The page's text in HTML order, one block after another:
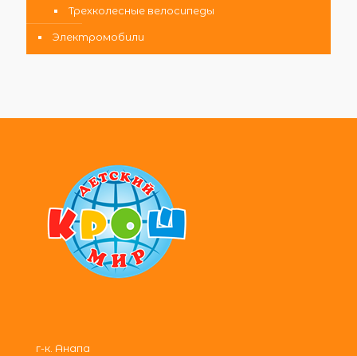
Трехколесные велосипеды
Электромобили
г-к. Анапа